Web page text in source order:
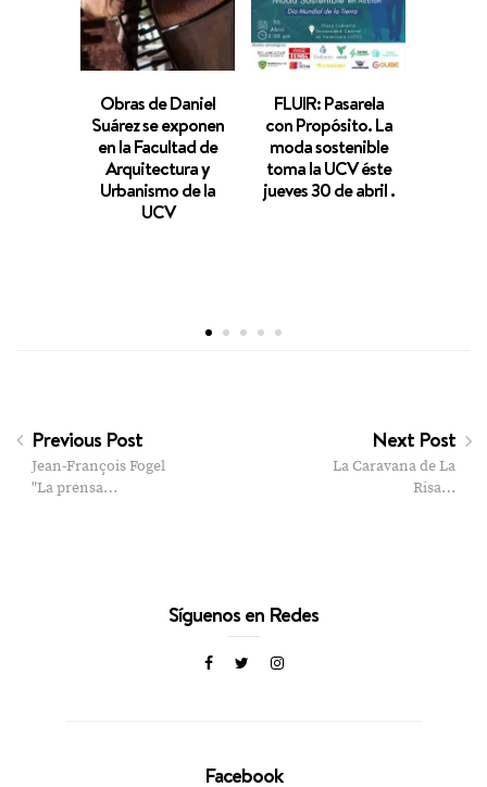
Obras de Daniel
Suárez se exponen
en la Facultad de
Arquitectura y
Urbanismo de la
UCV
FLUIR: Pasarela
con Propósito. La
moda sostenible
toma la UCV éste
jueves 30 de abril .
Previous Post
Jean-François Fogel
"La prensa…
Next Post
La Caravana de La
Risa…
Síguenos en Redes
Facebook